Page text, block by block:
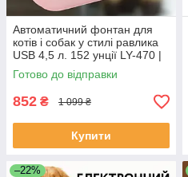
Автоматичний фонтан для
котів і собак у стилі равлика
USB 4,5 л. 152 унції LY-470 |
Поїльник для тварин
ЕКОБОКС
Готово до відправки
852 ₴ 1 099 ₴
Купити
–22%